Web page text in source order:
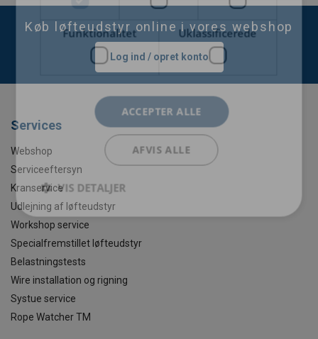
Køb løfteudstyr online i vores webshop
Log ind / opret konto
Services
Webshop
Serviceeftersyn
Kranservice
Udlejning af løfteudstyr
Workshop service
Specialfremstillet løfteudstyr
Belastningstests
Wire installation og rigning
Systue service
Rope Watcher TM
Funktionalitet Uklassificerede
ACCEPTER ALLE
AFVIS ALLE
VIS DETALJER